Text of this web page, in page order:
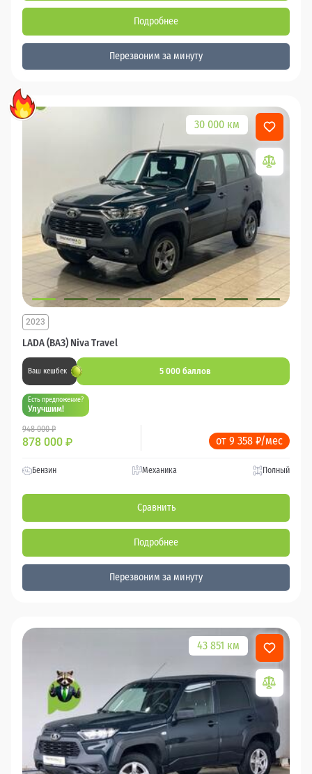
Подробнее
Перезвоним за минуту
30 000 км
LADA (ВАЗ) Niva Travel
2023
Ваш кешбек 5 000 баллов
Есть предложение?
Улучшим!
948 000 ₽
878 000 ₽ от 9 358 ₽/мес
Бензин Механика Полный
Сравнить
Подробнее
Перезвоним за минуту
43 851 км